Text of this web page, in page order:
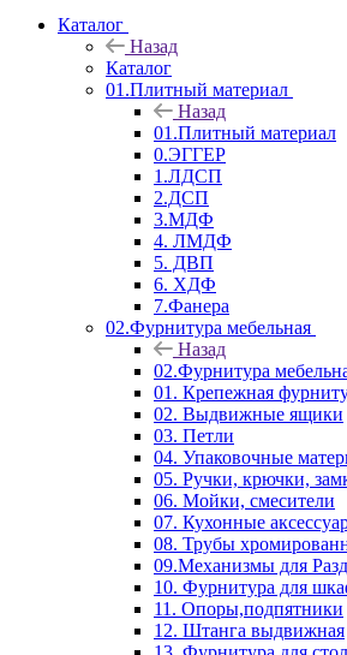
Каталог
Назад
Каталог
01.Плитный материал
Назад
01.Плитный материал
0.ЭГГЕР
1.ЛДСП
2.ДСП
3.МДФ
4. ЛМДФ
5. ДВП
6. ХДФ
7.Фанера
02.Фурнитура мебельная
Назад
02.Фурнитура
01. Крепежная
02. Выдвижные ящики
03. Петли
04. Упаковочные
05. Ручки, крючки,
06. Мойки, смесители
07. Кухонные
08. Трубы
09.Механизмы для
10. Фурнитура для
11. Опоры,подпятники
12. Штанга выдвижная